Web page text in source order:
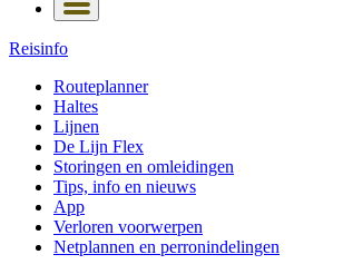
Reisinfo
Routeplanner
Haltes
Lijnen
De Lijn Flex
Storingen en omleidingen
Tips, info en nieuws
App
Verloren voorwerpen
Netplannen en perronindelingen